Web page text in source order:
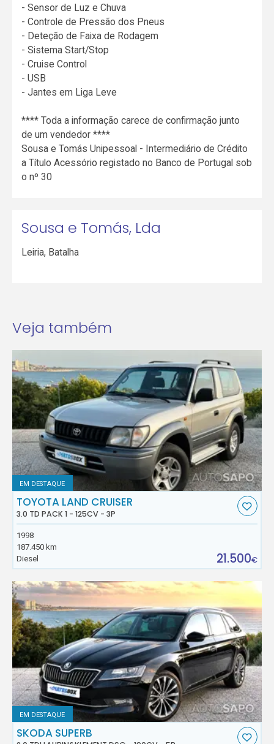
- Sensor de Luz e Chuva
- Controle de Pressão dos Pneus
- Deteção de Faixa de Rodagem
- Sistema Start/Stop
- Cruise Control
- USB
- Jantes em Liga Leve
**** Toda a informação carece de confirmação junto
de um vendedor ****
Sousa e Tomás Unipessoal - Intermediário de Crédito
a Título Acessório registado no Banco de Portugal sob
o nº 30
Sousa e Tomás, Lda
Leiria, Batalha
Veja também
EM DESTAQUE
TOYOTA LAND CRUISER
3.0 TD PACK 1 - 125CV - 3P
1998
187.450 km
Diesel
21.500€
EM DESTAQUE
SKODA SUPERB